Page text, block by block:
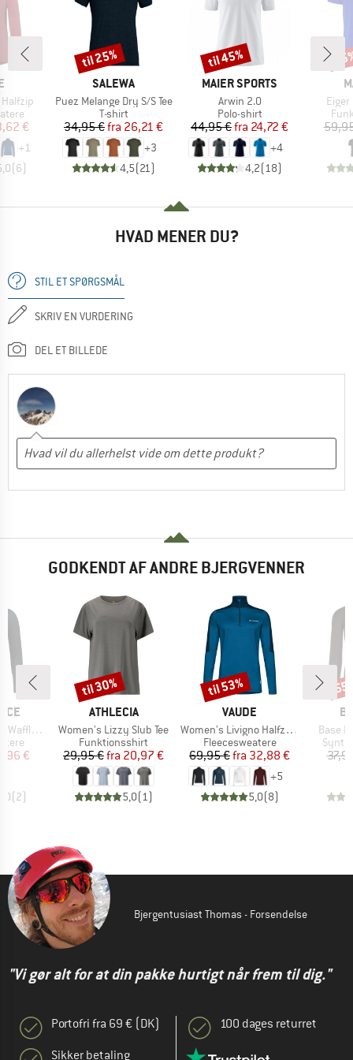
pris
€
+1
(6)
MÆRKE
SALEWA
Artikel
Puez Melange Dry S/S Tee
Produktgruppe
T-shirt
Pris
34,95 € Nedsat pris
fra 26,21 €
+3
4,5(21)
Rabat
til 25%
MÆRKE
MAIER SPORTS
Artikel
Arwin 2.0
Produktgruppe
Polo-shirt
Pris
44,95 € Nedsat pris
fra 24,72 €
+4
4,2(18)
Rabat
til 45%
Eiger
HVAD MENER DU?
STIL ET SPØRGSMÅL
SKRIV EN VURDERING
DEL ET BILLEDE
GODKENDT AF ANDRE BJERGVENNER
Fit Midlayer
pris
€
(2)
MÆRKE
ATHLECIA
Artikel
Women's Lizzy Slub Tee
Produktgruppe
Funktionsshirt
Pris
29,95 € Nedsat pris
fra 20,97 €
5,0(1)
Rabat
til 30%
MÆRKE
VAUDE
Artikel
Women's Livigno Halfzip II
Produktgruppe
Fleecesweatere
Pris
69,95 € Nedsat pris
fra 32,88 €
+5
5,0(8)
Rabat
til 53%
Artikel
Base
Bjergentusiast Thomas - Forsendelse
"Vi gør alt for at din pakke hurtigt når frem til dig."
Portofri fra 69 € (DK)
Sikker betaling
100 dages returret